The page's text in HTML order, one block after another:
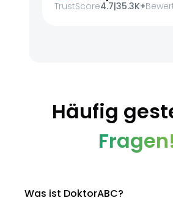
TrustScore4.7|35.3K+
Häufig
Was ist DoktorABC?